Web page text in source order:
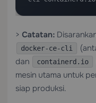
> Catatan:
docker-ce-cli
dan
containerd.io
mesin utama untuk
siap produksi.